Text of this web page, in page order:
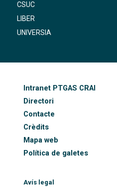
CSUC
LIBER
UNIVERSIA
Intranet PTGAS CRAI
Directori
Contacte
Crèdits
Mapa web
Política de galetes
Avís legal